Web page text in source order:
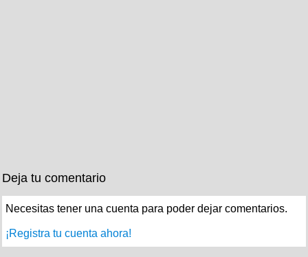
Deja tu comentario
Necesitas tener una cuenta para poder dejar comentarios.
¡Registra tu cuenta ahora!